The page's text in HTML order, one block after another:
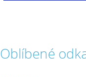
Oblíbené